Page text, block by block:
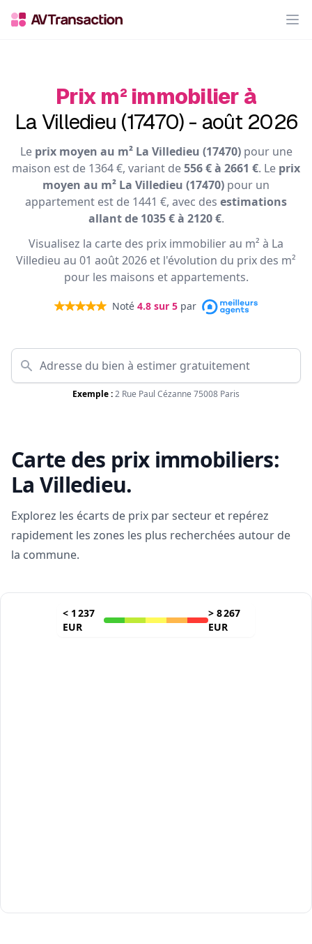
Prix m² immobilier à
La Villedieu (17470) - août 2026
Le prix moyen au m² La Villedieu (17470)pour une
maison est de 1364 €, variant de556 € à 2661 €. Le prix
moyen au m² La Villedieu (17470) pour un
appartement est de 1441 €, avec des estimations
allant de 1035 € à 2120 €.
Visualisez la carte des prix immobilier au m² à La
Villedieu au 01 août 2026 et l'évolution du prix des m²
pour les maisons et appartements.
Noté 4.8 sur 5 par
Exemple :2 Rue Paul Cézanne 75008 Paris
Carte des prix immobiliers:
La Villedieu.
Explorez les écarts de prix par secteur et repérez
rapidement les zones les plus recherchées autour de
la commune.
< 1 237
EUR
> 8 267
EUR